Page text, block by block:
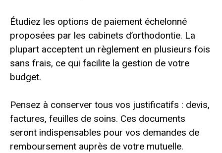
Étudiez les options de paiement échelonné
proposées par les cabinets d’orthodontie. La
plupart acceptent un règlement en plusieurs fois
sans frais, ce qui facilite la gestion de votre
budget.
Pensez à conserver tous vos justificatifs : devis,
factures, feuilles de soins. Ces documents
seront indispensables pour vos demandes de
remboursement auprès de votre mutuelle.